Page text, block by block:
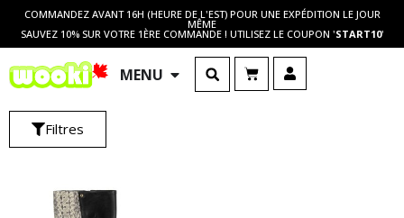
COMMANDEZ AVANT 16H (HEURE DE L'EST) POUR UNE EXPÉDITION LE JOUR
MÊME
SAUVEZ 10% SUR VOTRE 1ÈRE COMMANDE ! UTILISEZ LE COUPON 'START10'
MENU
Filtres